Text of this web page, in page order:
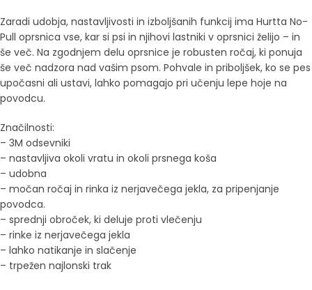
Zaradi udobja, nastavljivosti in izboljšanih funkcij ima Hurtta No-
Pull oprsnica vse, kar si psi in njihovi lastniki v oprsnici želijo – in
še več. Na zgodnjem delu oprsnice je robusten ročaj, ki ponuja
še več nadzora nad vašim psom. Pohvale in priboljšek, ko se pes
upočasni ali ustavi, lahko pomagajo pri učenju lepe hoje na
povodcu.
Značilnosti:
– 3M odsevniki
– nastavljiva okoli vratu in okoli prsnega koša
– udobna
– močan ročaj in rinka iz nerjavečega jekla, za pripenjanje
povodca.
– sprednji obroček, ki deluje proti vlečenju
– rinke iz nerjavečega jekla
– lahko natikanje in slačenje
– trpežen najlonski trak